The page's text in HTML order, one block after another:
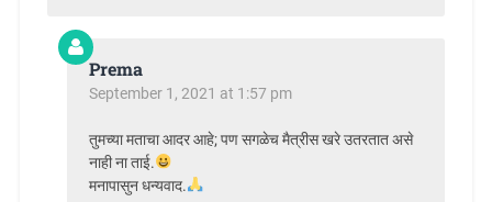
Prema
September 1, 2021 at 1:57 pm
तुमच्या मताचा आदर आहे; पण सगळेच मैत्रीस खरे उतरतात असे
नाही ना ताई.
मनापासुन धन्यवाद.